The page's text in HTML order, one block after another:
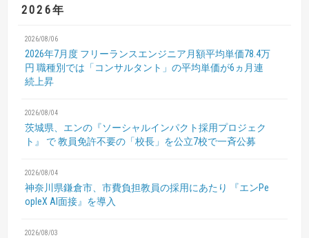
2026年
2026/08/06
2026年7月度 フリーランスエンジニア月額平均単価78.4万
円 職種別では「コンサルタント」の平均単価が6ヵ月連
続上昇
2026/08/04
茨城県、エンの『ソーシャルインパクト採用プロジェク
ト』
で 教員免許不要の「校長」を公立7校で一斉公募
2026/08/04
神奈川県鎌倉市、市費負担教員の採用にあたり
『エンPe
opleX AI面接』を導入
2026/08/03